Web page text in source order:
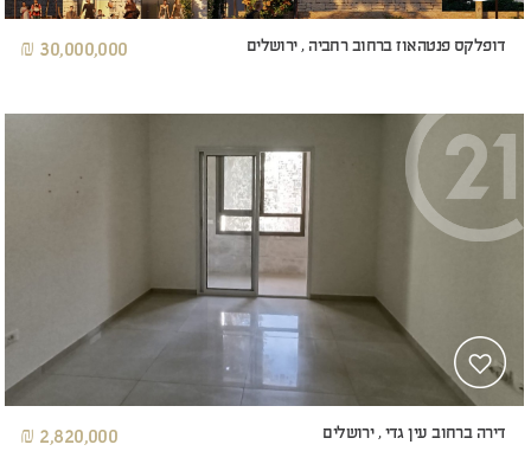
דופלקס פנטהאוז ברחוב רחביה , ירושלים 30,000,000 ₪
דירה ברחוב עין גדי , ירושלים 2,820,000 ₪